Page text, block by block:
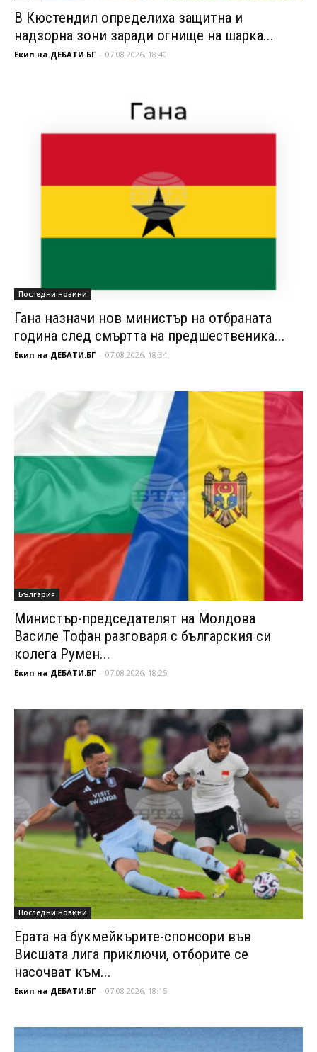
В Кюстендил определиха защитна и
надзорна зони заради огнище на шарка...
Екип на ДЕБАТИ.БГ - 07.08.2026, 18:40
Последни новини
Гана назначи нов министър на отбраната
година след смъртта на предшественика...
Екип на ДЕБАТИ.БГ - 07.08.2026, 18:34
България
Министър-председателят на Молдова
Василе Тофан разговаря с българския си
колега Румен...
Екип на ДЕБАТИ.БГ - 07.08.2026, 18:25
Последни новини
Ерата на букмейкърите-спонсори във
Висшата лига приключи, отборите се
насочват към...
Екип на ДЕБАТИ.БГ - 07.08.2026, 18:15